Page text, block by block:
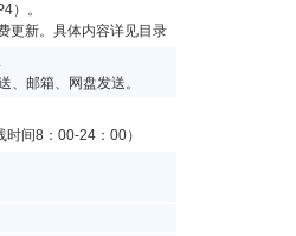
）。
更新。具体内容详见目录
、邮箱、网盘发送。
间8：00-24：00）